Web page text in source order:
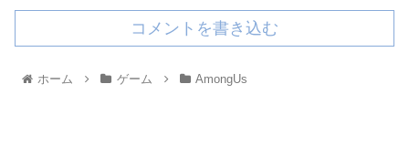
コメントを書き込む
ホーム ゲーム AmongUs